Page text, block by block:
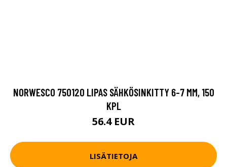
NORWESCO 750120 LIPAS SÄHKÖSINKITTY 6-7 MM, 150
KPL
56.4 EUR
LISÄTIETOJA